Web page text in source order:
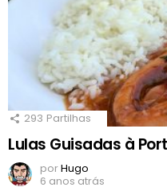
293 Partilhas
Lulas Guisadas à
porHugo
6 anos atrás